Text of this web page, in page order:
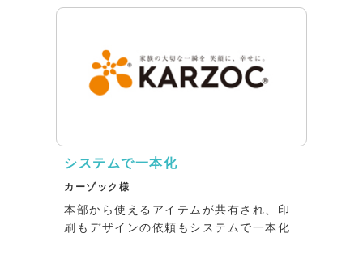
システムで一本化
カーゾック様
本部から使えるアイテムが共有され、印
刷もデザインの依頼もシステムで一本化